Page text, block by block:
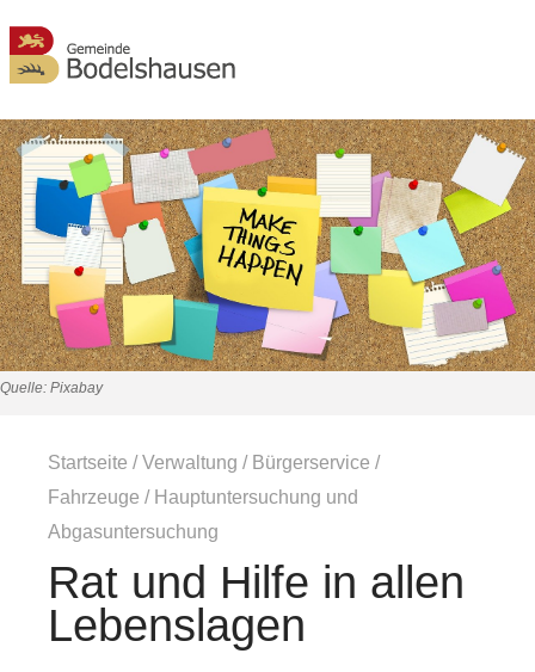
Quelle: Pixabay
Startseite /Verwaltung / Bürgerservice /
Fahrzeuge / Hauptuntersuchung und
Abgasuntersuchung
Rat und Hilfe in allen
Lebenslagen